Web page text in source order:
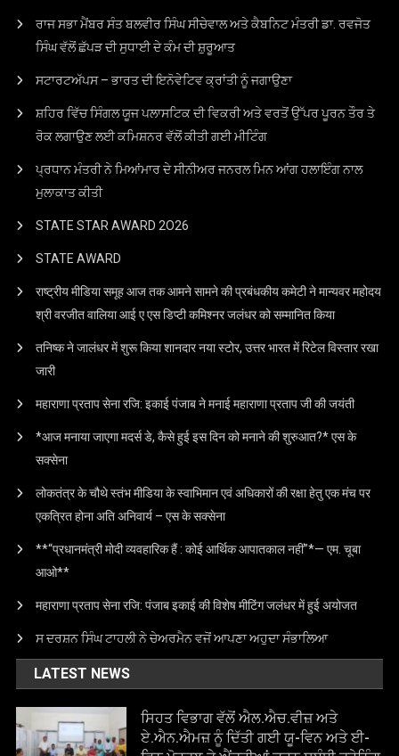
ਰਾਜ ਸਭਾ ਮੈਂਬਰ ਸੰਤ ਬਲਵੀਰ ਸਿੰਘ ਸੀਚੇਵਾਲ ਅਤੇ ਕੈਬਨਿਟ ਮੰਤਰੀ ਡਾ. ਰਵਜੋਤ
ਸਿੰਘ ਵੱਲੋਂ ਛੱਪੜ ਦੀ ਸੁਧਾਈ ਦੇ ਕੰਮ ਦੀ ਸ਼ੁਰੂਆਤ
ਸਟਾਰਟਅੱਪਸ – ਭਾਰਤ ਦੀ ਇਨੋਵੇਟਿਵ ਕ੍ਰਾਂਤੀ ਨੂੰ ਜਗਾਉਣਾ
ਸ਼ਹਿਰ ਵਿੱਚ ਸਿੰਗਲ ਯੂਜ ਪਲਾਸਟਿਕ ਦੀ ਵਿਕਰੀ ਅਤੇ ਵਰਤੋਂ ਉੱਪਰ ਪੂਰਨ ਤੌਰ ਤੇ
ਰੋਕ ਲਗਾਉਣ ਲਈ ਕਮਿਸ਼ਨਰ ਵੱਲੋਂ ਕੀਤੀ ਗਈ ਮੀਟਿੰਗ
ਪ੍ਰਧਾਨ ਮੰਤਰੀ ਨੇ ਮਿਆਂਮਾਰ ਦੇ ਸੀਨੀਅਰ ਜਨਰਲ ਮਿਨ ਆਂਗ ਹਲਾਇੰਗ ਨਾਲ
ਮੁਲਾਕਾਤ ਕੀਤੀ
STATE STAR AWARD 2O26
STATE AWARD
राष्ट्रीय मीडिया समूह आज तक आमने सामने की प्रबंधकीय कमेटी ने मान्यवर महोदय
श्री वरजीत वालिया आई ए एस डिप्टी कमिश्नर जलंधर को सम्मानित किया
तनिष्क ने जालंधर में शुरू किया शानदार नया स्टोर, उत्तर भारत में रिटेल विस्तार रखा
जारी
महाराणा प्रताप सेना रजि: इकाई पंजाब ने मनाई महाराणा प्रताप जी की जयंती
*आज मनाया जाएगा मदर्स डे, कैसे हुई इस दिन को मनाने की शुरुआत?* एस के
सक्सेना
लोकतंत्र के चौथे स्तंभ मीडिया के स्वाभिमान एवं अधिकारों की रक्षा हेतु एक मंच पर
एकत्रित होना अति अनिवार्य – एस के सक्सेना
**“प्रधानमंत्री मोदी व्यवहारिक हैं : कोई आर्थिक आपातकाल नहीं”*— एम. चूबा
आओ**
महाराणा प्रताप सेना रजि: पंजाब इकाई की विशेष मीटिंग जलंधर में हुई अयोजत
ਸ ਦਰਸ਼ਨ ਸਿੰਘ ਟਾਹਲੀ ਨੇ ਚੇਅਰਮੈਨ ਵਜੋਂ ਆਪਣਾ ਅਹੁਦਾ ਸੰਭਾਲਿਆ
LATEST NEWS
ਸਿਹਤ ਵਿਭਾਗ ਵੱਲੋਂ ਐਲ.ਐਚ.ਵੀਜ਼ ਅਤੇ
ਏ.ਐਨ.ਐਮਜ਼ ਨੂੰ ਦਿੱਤੀ ਗਈ ਯੂ-ਵਿਨ ਅਤੇ ਈ-